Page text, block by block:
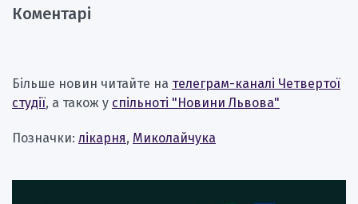
Коментарі
Більше новин читайте на телеграм-каналі Четвертої
студії, а також у спільноті "Новини Львова"
Позначки: лікарня, Миколайчука